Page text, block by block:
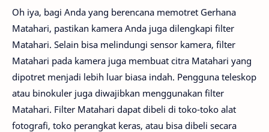
Oh iya, bagi Anda yang berencana memotret Gerhana
Matahari, pastikan kamera Anda juga dilengkapi filter
Matahari. Selain bisa melindungi sensor kamera, filter
Matahari pada kamera juga membuat citra Matahari yang
dipotret menjadi lebih luar biasa indah. Pengguna teleskop
atau binokuler juga diwajibkan menggunakan filter
Matahari. Filter Matahari dapat dibeli di toko-toko alat
fotografi, toko perangkat keras, atau bisa dibeli secara